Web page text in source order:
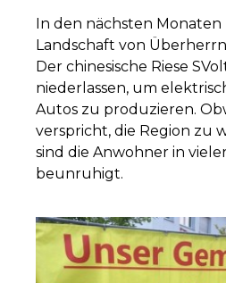
In den nächsten Monaten
Landschaft von
Der chinesische Riese
niederlassen, um
Autos zu produzieren.
verspricht, die Region zu
sind die Anwohner in
beunruhigt.